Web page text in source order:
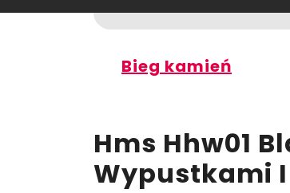
Bieg kamień
Hms Hhw01
Wypustkami I